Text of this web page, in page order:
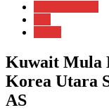
Kuwait Mula
Korea Utara
AS